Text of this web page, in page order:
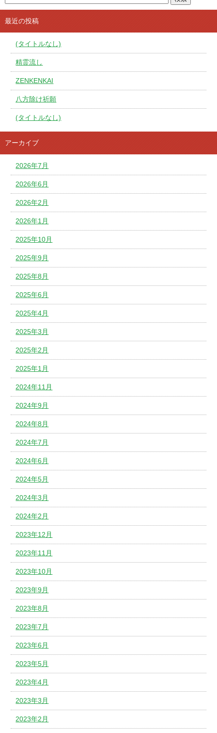
最近の投稿
(タイトルなし)
精霊流し
ZENKENKAI
八方除け祈願
(タイトルなし)
アーカイブ
2026年7月
2026年6月
2026年2月
2026年1月
2025年10月
2025年9月
2025年8月
2025年6月
2025年4月
2025年3月
2025年2月
2025年1月
2024年11月
2024年9月
2024年8月
2024年7月
2024年6月
2024年5月
2024年3月
2024年2月
2023年12月
2023年11月
2023年10月
2023年9月
2023年8月
2023年7月
2023年6月
2023年5月
2023年4月
2023年3月
2023年2月